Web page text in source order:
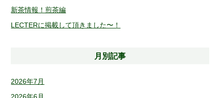
新茶情報！煎茶編
LECTERに掲載して頂きました〜！
月別記事
2026年7月